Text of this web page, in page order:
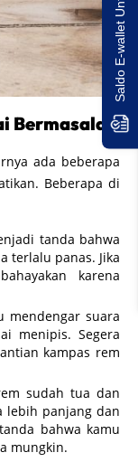
Bermasalah
ada beberapa
Beberapa di
tanda bahwa
terlalu panas. Jika
karena
mendengar suara
menipis. Segera
kampas rem
sudah tua dan
lebih panjang dan
bahwa kamu
mungkin.
Saldo E-wallet Untukmu!